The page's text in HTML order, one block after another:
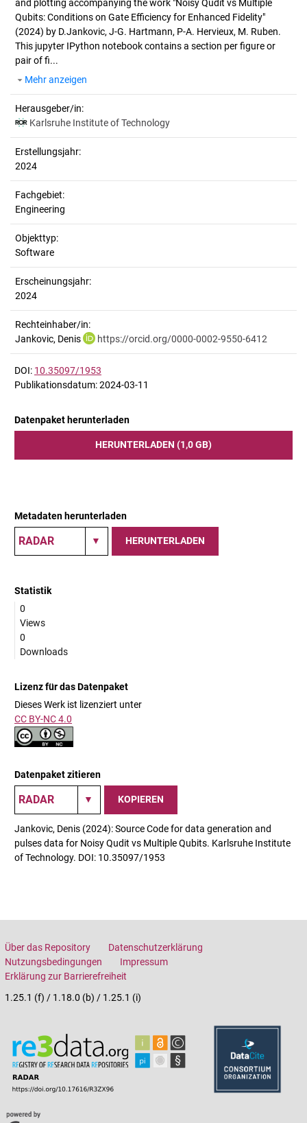
and plotting accompanying the work "Noisy Qudit vs Multiple
Qubits: Conditions on Gate Efficiency for Enhanced Fidelity"
(2024) by D.Jankovic, J-G. Hartmann, P-A. Hervieux, M. Ruben.
This jupyter IPython notebook contains a section per figure or
pair of fi...
Mehr anzeigen
Herausgeber/in:
Karlsruhe Institute of Technology
Erstellungsjahr:
2024
Fachgebiet:
Engineering
Objekttyp:
Software
Erscheinungsjahr:
2024
Rechteinhaber/in:
Jankovic, Denis
https://orcid.org/0000-0002-9550-6412
DOI: 10.35097/1953
Publikationsdatum: 2024-03-11
Datenpaket herunterladen
HERUNTERLADEN (1,0 GB)
Metadaten herunterladen
HERUNTERLADEN
Statistik
0
Views
0
Downloads
Lizenz für das Datenpaket
Dieses Werk ist lizenziert unter
CC BY-NC 4.0
Datenpaket zitieren
KOPIEREN
Jankovic, Denis (2024): Source Code for data generation and
pulses data for Noisy Qudit vs Multiple Qubits. Karlsruhe Institute
of Technology. DOI: 10.35097/1953
Über das Repository
Datenschutzerklärung
Nutzungsbedingungen
Impressum
Erklärung zur Barrierefreiheit
1.25.1 (f) / 1.18.0 (b) / 1.25.1 (i)